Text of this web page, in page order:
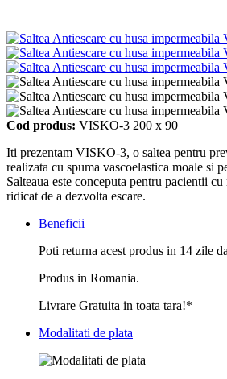
Cod produs: VISKO-3 200 x 90
Iti prezentam VISKO-3, o saltea pentru
realizata cu spuma vascoelastica moale si
Salteaua este conceputa pentru pacientii
ridicat de a dezvolta escare.
Beneficii
Poti returna acest produs in 14 zile
Produs in Romania.
Livrare Gratuita in toata tara!*
Modalitati de plata